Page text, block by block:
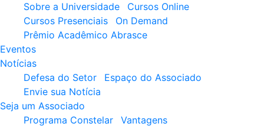
Sobre a Universidade
Cursos Online
Cursos Presenciais
On Demand
Prêmio Acadêmico Abrasce
Eventos
Notícias
Defesa do Setor
Espaço do Associado
Envie sua Notícia
Seja um Associado
Programa Constelar
Vantagens